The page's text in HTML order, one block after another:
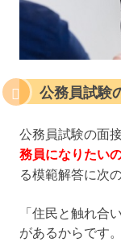
公務員試験
公務員試験の面
務員になりたい
る模範解答に次
「住民と触れ合
があるからです。